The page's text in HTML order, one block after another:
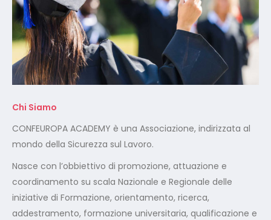
Chi Siamo
CONFEUROPA ACADEMY è una Associazione, indirizzata al
mondo della Sicurezza sul Lavoro.
Nasce con l’obbiettivo di promozione, attuazione e
coordinamento su scala Nazionale e Regionale delle
iniziative di Formazione, orientamento, ricerca,
addestramento, formazione universitaria, qualificazione e